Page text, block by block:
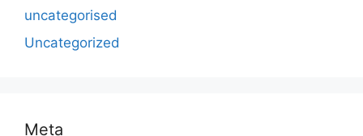
uncategorised
Uncategorized
Meta